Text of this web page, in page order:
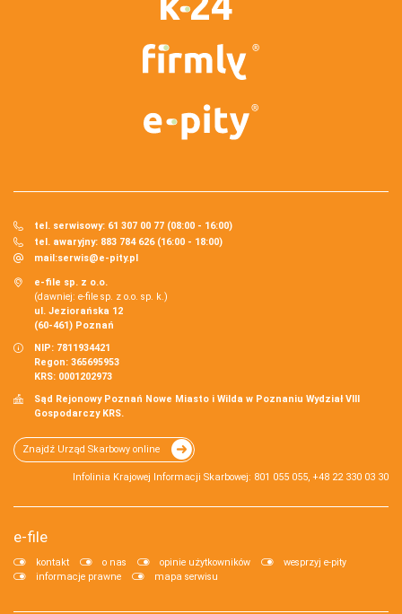
tel. serwisowy: 61 307 00 77 (08:00 - 16:00)
tel. awaryjny: 883 784 626 (16:00 - 18:00)
mail:serwis@e-pity.pl
e-file sp. z o.o.
(dawniej: e-file sp. z o.o. sp. k.)
ul. Jeziorańska 12
(60-461) Poznań
NIP: 7811934421
Regon: 365695953
KRS: 0001202973
Sąd Rejonowy Poznań Nowe Miasto i Wilda w Poznaniu Wydział VIII
Gospodarczy KRS.
Znajdź Urząd Skarbowy online
Infolinia Krajowej Informacji Skarbowej: 801 055 055, +48 22 330 03 30
e-file
kontakt o nas opinie użytkowników
wesprzyj e-pity
informacje prawne
mapa serwisu